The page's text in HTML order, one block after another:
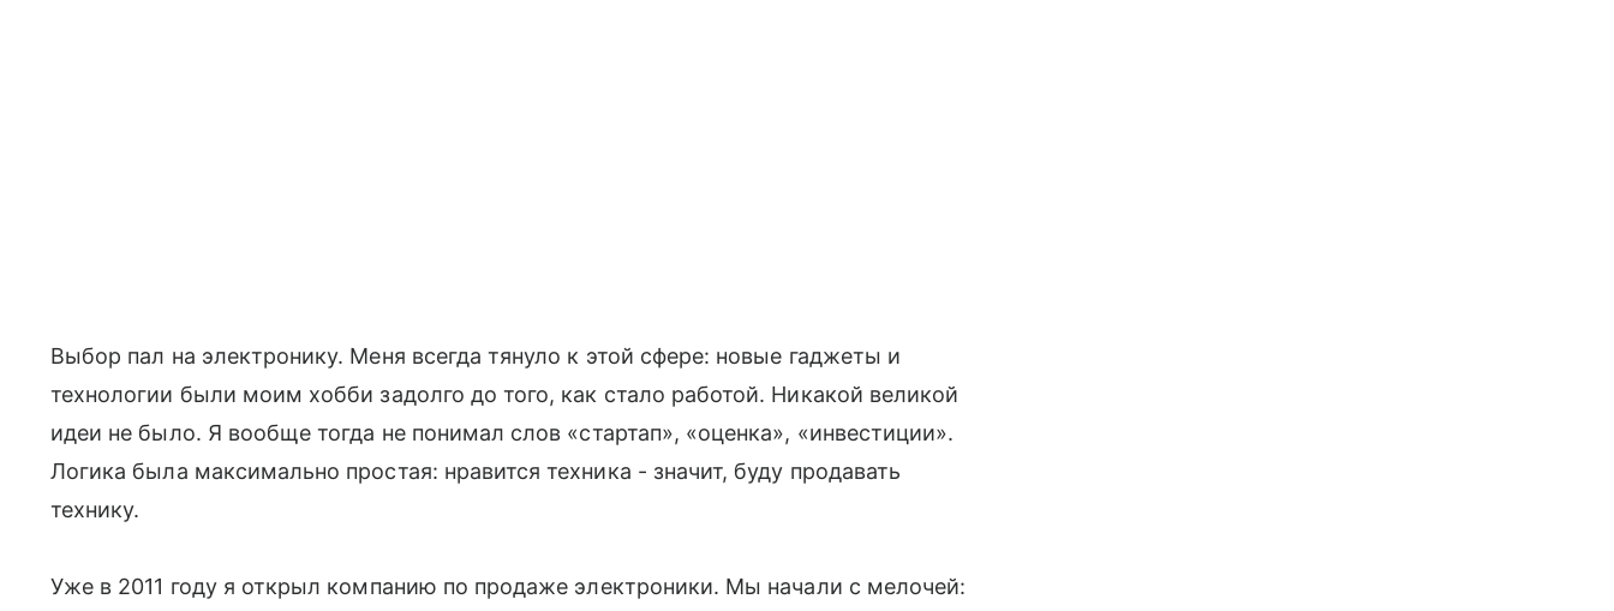
Выбор пал на электронику. Меня всегда тянуло к этой сфере: новые гаджеты и
технологии были моим хобби задолго до того, как стало работой. Никакой великой
идеи не было. Я вообще тогда не понимал слов «стартап», «оценка», «инвестиции».
Логика была максимально простая: нравится техника - значит, буду продавать
технику.
Уже в 2011 году я открыл компанию по продаже электроники. Мы начали с мелочей: